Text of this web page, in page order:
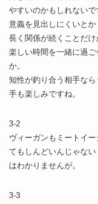
やすいのかもしれない
意義を見出しにくいとか
長く関係が続くことだ
楽しい時間を一緒に過
か。
知性が釣り合う相手な
手も楽しみですね。
3-2
ヴィーガンもミートイ
てもしんどいんじゃな
はわかりませんが。
3-3